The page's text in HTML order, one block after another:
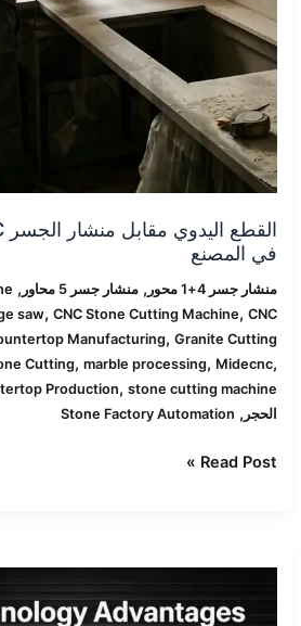
في المصنع
منشار جسر 4+1 محور ,منشار جسر 5 محاور ,
saw, CNC Stone Cutting Machine, CNC
Manufacturing, Granite Cutting
Cutting, marble processing, Midecnc,
Production, stone cutting machine
الحجر ,
Stone Factory Automation
Read Post »
CNC